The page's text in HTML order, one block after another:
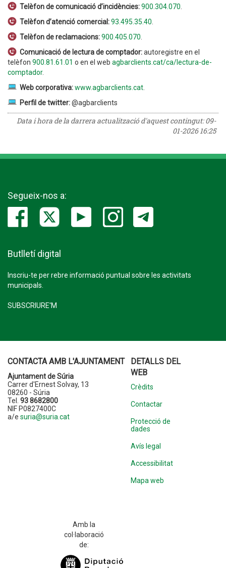
Telèfon de comunicació d’incidències:900.304.070
Telèfon d’atenció comercial:93.495.35.40
Telèfon de reclamacions:900.405.070
Comunicació de lectura de comptador:autoregistre en el
telèfon 900.81.61.01 o en el web agbarclients.cat/ca/lectura-de-
comptador.
Web corporativa:www.agbarclients.cat
Perfil de twitter:@agbarclients
Data i hora de la darrera actualització d'aquest contingut:09-
01-2026 16:25
Segueix-nos a:
Butlletí digital
Inscriu-te per rebre informació puntual sobre les activitats
municipals.
SUBSCRIURE'M
CONTACTA AMB L'AJUNTAMENT
Ajuntament de Súria
Carrer d'Ernest Solvay, 13
08260 - Súria
Tel. 93 8682800
NIF P0827400C
a/e suria@suria.cat
DETALLS DEL
WEB
Crèdits
Contactar
Protecció de
dades
Avís legal
Accessibilitat
Mapa web
Amb la
col·laboració
de: